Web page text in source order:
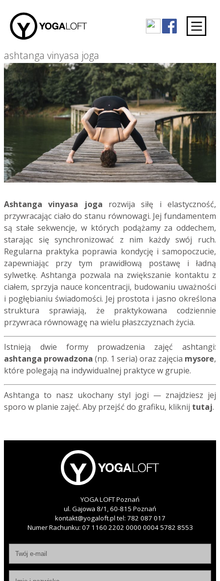
ashtanga vinyasa joga
Ashtanga vinyasa joga rozwija siłę i elastyczność,
przywracając ciało do stanu równowagi. Jej fundamentem
są stałe sekwencje, w których podążamy za oddechem,
starając się synchronizować z nim każdy swój ruch.
Regularna praktyka poprawia kondycję i samopoczucie,
zapewniając przy tym prawidłową postawę i ładną
sylwetkę. Ashtanga pozwala na zwiększanie kontaktu z
ciałem, sprzyja nauce koncentracji, budowaniu uważności
i pogłębianiu świadomości. Jej prostota i jasno określona
struktura sprawiają, że praktykowana codziennie
przywraca równowagę na wielu płaszczyznach życia.
Istnieją dwie formy prowadzenia zajęć ashtangi:
ashtanga prowadzona (np. 1 seria) oraz zajęcia mysore,
które polegają na indywidualnej praktyce w grupie.
Ashtanga to nasz ukochany styl jogi — znajdziesz jej
sporo w planie zajęć. Aby przejść do grafiku, kliknij tutaj.
YOGA LOFT Poznań
ul. Gajowa 8/1, 60-815 Poznań
kontakt@yogaloft.pltel: 782 087 017
Numer Rachunku: 07 1160 2202 0000 0004 5782 8553